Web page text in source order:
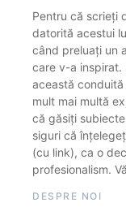
Pentru că scrieți
datorită acestui
când preluați un
care v-a inspirat.
această
mult mai multă
că găsiți
siguri că
(cu link), ca o
profesionalism.
DESPRE NOI